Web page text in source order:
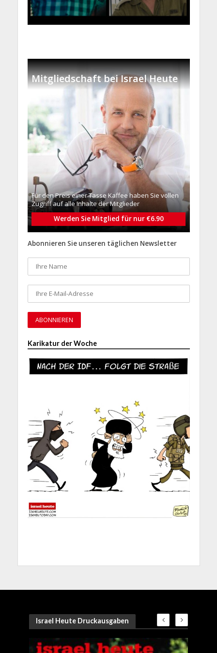
Mitgliedschaft bei Israel Heute
Für den Preis einer Tasse Kaffee haben Sie vollen
Zugriff auf alle Inhalte der Mitglieder
Werden Sie Mitglied für nur €6.90
Abonnieren Sie unseren täglichen Newsletter
Karikatur der Woche
Israel Heute Druckausgaben